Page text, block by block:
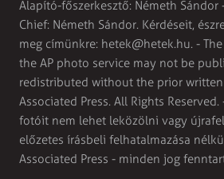
Alapító-főszerkesztő: Németh Sándor
Chief: Németh Sándor. Kérdéseit,
meg címünkre: hetek@hetek.hu. -
the AP photo service may not be
redistributed without the prior
Associated Press. All Rights
fotóit nem lehet leközölni vagy
előzetes írásbeli felhatalmazása
Associated Press - minden jog